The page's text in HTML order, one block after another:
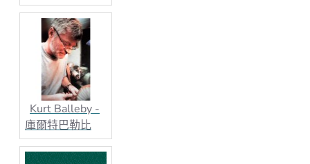
Kurt Balleby -
庫爾特巴勒比